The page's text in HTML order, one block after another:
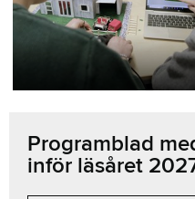
Programblad
inför läsåret